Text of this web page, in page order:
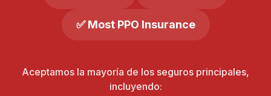
✅ Most PPO Insurance
Aceptamos la mayoría de los seguros principales,
incluyendo: